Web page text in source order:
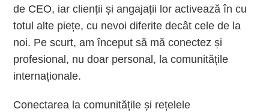
de CEO, iar clienții și angajații lor activează în cu
totul alte piețe, cu nevoi diferite decât cele de la
noi. Pe scurt, am început să mă conectez și
profesional, nu doar personal, la comunitățile
internaționale.
Conectarea la comunitățile și rețelele